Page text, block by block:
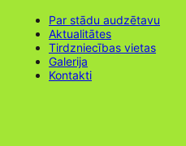
Par stādu audzētavu
Aktualitātes
Tirdzniecības vietas
Galerija
Kontakti